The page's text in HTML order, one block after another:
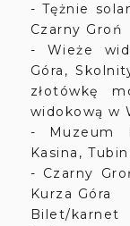
- Tężnie
Czarny Groń
- Wieże
Góra,
złotówkę
widokową w
- Muzeum
Kasina,
- Czarny
Kurza Góra
Bilet/